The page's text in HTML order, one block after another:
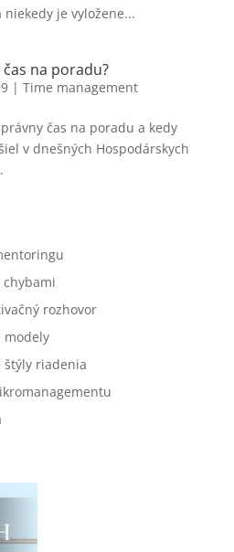
je vyložene...
na poradu?
| Time management
čas na poradu a kedy
v dnešných Hospodárskych
chybami
rozhovor
modely
štýly riadenia